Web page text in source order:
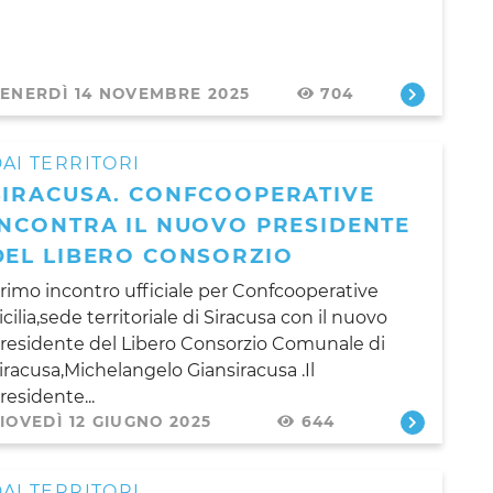
14 NOVEMBRE 2025 704
TERRITORI
CONFCOOPERATIVE
IL NUOVO PRESIDENTE
LIBERO CONSORZIO
incontro ufficiale per Confcooperative
territoriale di Siracusa con il nuovo
del Libero Consorzio Comunale di
Giansiracusa .Il
12 GIUGNO 2025 644